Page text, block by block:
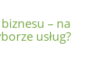
– na
usług?